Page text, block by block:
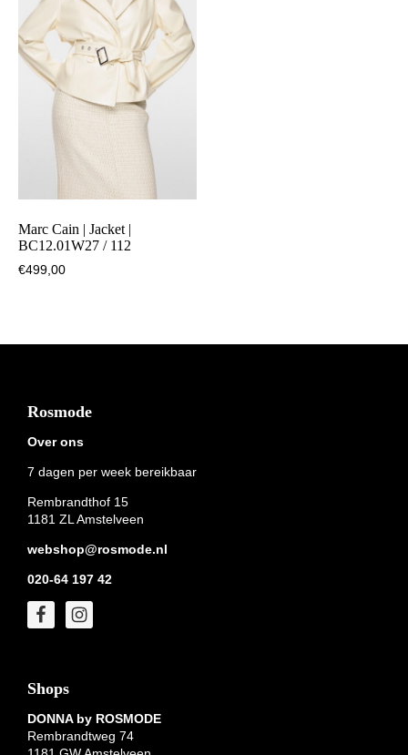
Marc Cain | Jacket |
BC12.01W27 / 112
€499,00
Footer
Rosmode
Over ons
7 dagen per week bereikbaar
Rembrandthof 15
1181 ZL Amstelveen
webshop@rosmode.nl
020-64 197 42
Shops
DONNA by ROSMODE
Rembrandtweg 74